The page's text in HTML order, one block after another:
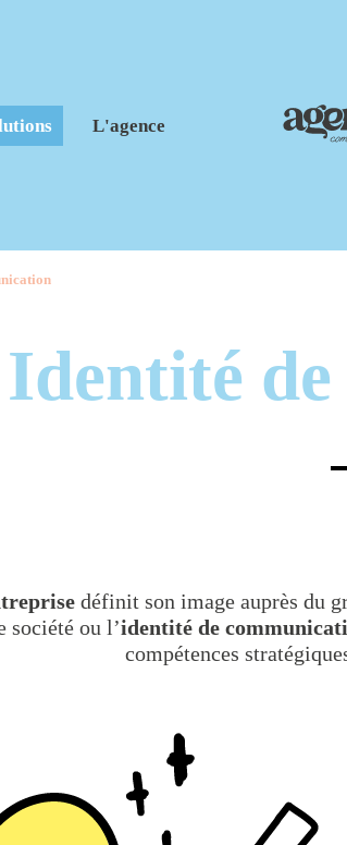
L'agence
Identité
définit son image auprès du
société ou l’identité de
compétences